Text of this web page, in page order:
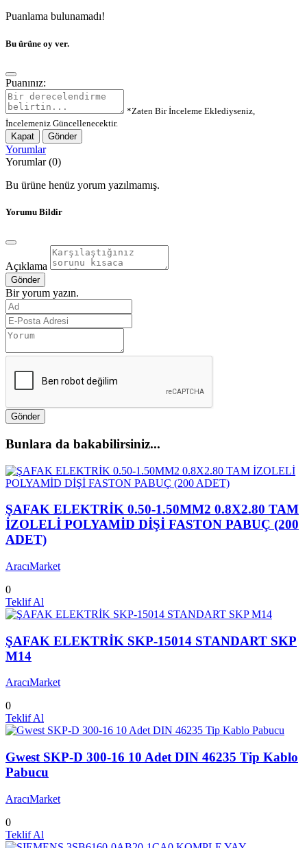
Puanlama bulunamadı!
Bu ürüne oy ver.
Puanınız:
*Zaten Bir İnceleme Eklediyseniz,
İncelemeniz Güncellenecektir.
Kapat
Gönder
Yorumlar
Yorumlar (0)
Bu ürüne henüz yorum yazılmamış.
Yorumu Bildir
Açıklama
Gönder
Bir yorum yazın.
Gönder
Bunlara da bakabilirsiniz...
ŞAFAK ELEKTRİK 0.50-1.50MM2 0.8X2.80 TAM
İZOLELİ POLYAMİD DİŞİ FASTON PABUÇ (200
ADET)
AracıMarket
0
Teklif Al
ŞAFAK ELEKTRİK SKP-15014 STANDART SKP
M14
AracıMarket
0
Teklif Al
Gwest SKP-D 300-16 10 Adet DIN 46235 Tip Kablo
Pabucu
AracıMarket
0
Teklif Al